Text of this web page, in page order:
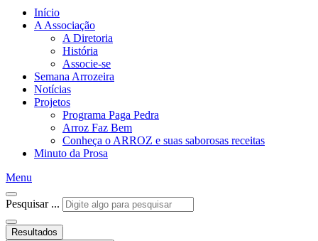
Início
A Associação
A Diretoria
História
Associe-se
Semana Arrozeira
Notícias
Projetos
Programa Paga Pedra
Arroz Faz Bem
Conheça o ARROZ e suas saborosas receitas
Minuto da Prosa
Menu
Pesquisar ...
Resultados